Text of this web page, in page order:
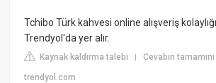
Tchibo Türk kahvesi online alışveriş
Trendyol'da yer alır.
Kaynak kaldırma talebi |Cevabın
trendyol.com